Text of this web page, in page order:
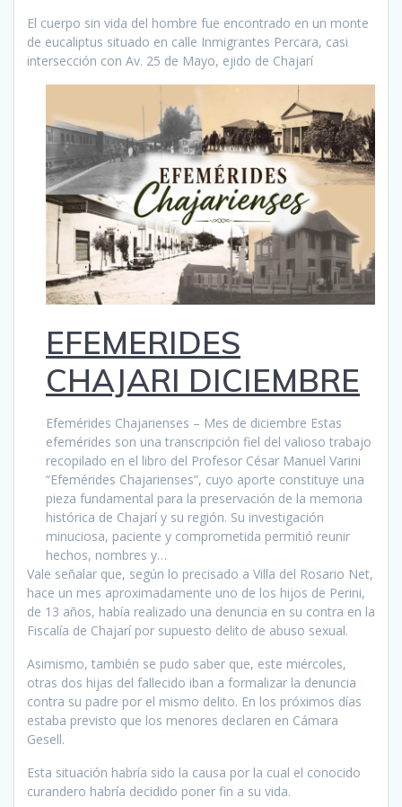
El cuerpo sin vida del hombre fue encontrado en un monte
de eucaliptus situado en calle Inmigrantes Percara, casi
intersección con Av. 25 de Mayo, ejido de Chajarí
EFEMERIDES
CHAJARI DICIEMBRE
Efemérides Chajarienses – Mes de diciembre Estas
efemérides son una transcripción fiel del valioso trabajo
recopilado en el libro del Profesor César Manuel Varini
“Efemérides Chajarienses”, cuyo aporte constituye una
pieza fundamental para la preservación de la memoria
histórica de Chajarí y su región. Su investigación
minuciosa, paciente y comprometida permitió reunir
hechos, nombres y…
Vale señalar que, según lo precisado a Villa del Rosario Net,
hace un mes aproximadamente uno de los hijos de Perini,
de 13 años, había realizado una denuncia en su contra en la
Fiscalía de Chajarí por supuesto delito de abuso sexual.
Asimismo, también se pudo saber que, este miércoles,
otras dos hijas del fallecido iban a formalizar la denuncia
contra su padre por el mismo delito. En los próximos días
estaba previsto que los menores declaren en Cámara
Gesell.
Esta situación habría sido la causa por la cual el conocido
curandero habría decidido poner fin a su vida.